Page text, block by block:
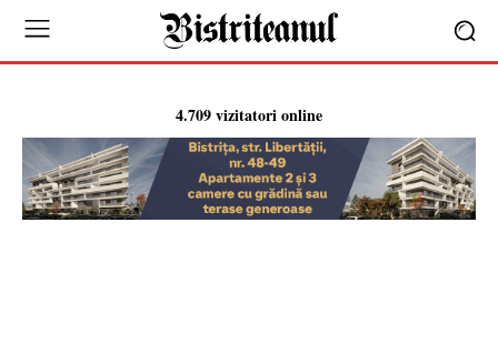
4.709 vizitatori online